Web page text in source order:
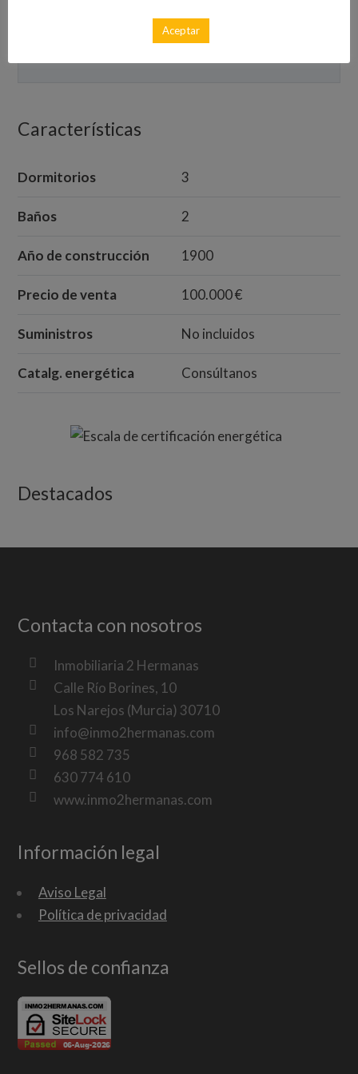
Características
Dormitorios 3
Baños 2
Año de construcción 1900
Precio de venta 100.000 €
Suministros No incluidos
Catalg. energética Consúltanos
Destacados
Contacta con nosotros
Inmobiliaria 2 Hermanas
Calle Río Borines, 10
Los Narejos (Murcia) 30710
info@inmo2hermanas.com
968 582 735
630 774 610
www.inmo2hermanas.com
Información legal
Aviso Legal
Política de privacidad
Sellos de confianza
Aceptar